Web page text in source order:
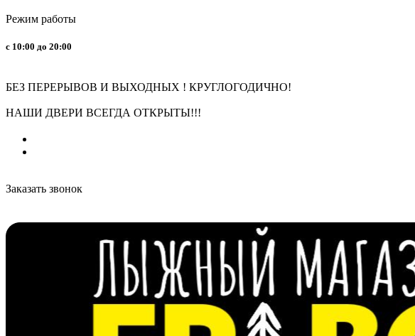
Режим работы
с 10:00 до 20:00
БЕЗ ПЕРЕРЫВОВ И ВЫХОДНЫХ ! КРУГЛОГОДИЧНО!
НАШИ ДВЕРИ ВСЕГДА ОТКРЫТЫ!!!
Заказать звонок